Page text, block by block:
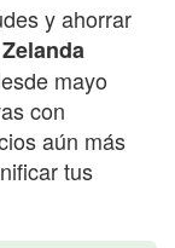
y ahorrar
mayo
con
aún más
tus